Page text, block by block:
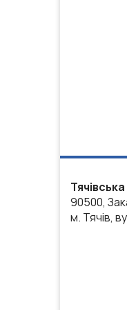
90500,
м. Тячів,